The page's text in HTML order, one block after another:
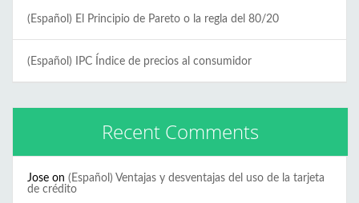
(Español) El Principio de Pareto o la regla del 80/20
(Español) IPC Índice de precios al consumidor
Recent Comments
Jose on (Español) Ventajas y desventajas del uso de la tarjeta
de crédito